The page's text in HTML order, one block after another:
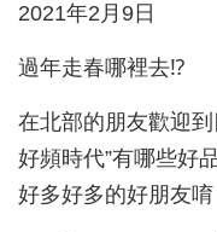
2021年2月9日
過年走春哪裡去⁉️
在北部的朋友歡迎
好頻時代”有哪些好
好多好多的好朋友唷